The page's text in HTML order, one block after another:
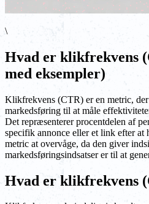
\
Hvad er klikfrekvens
med eksempler)
Klikfrekvens (CTR) er en metric,
markedsføring til at måle
Det repræsenterer procentdelen af
specifik annonce eller et link efter at
metric at overvåge, da den giver
markedsføringsindsatser er til at
Hvad er klikfrekvens